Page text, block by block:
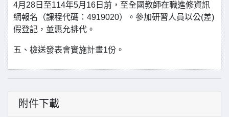
4月28日至114年5月16日前，至全國教師在職進修資訊
網報名（課程代碼：4919020）。參加研習人員以公(差)
假登記，並惠允排代。
五、檢送發表會實施計畫1份。
附件下載